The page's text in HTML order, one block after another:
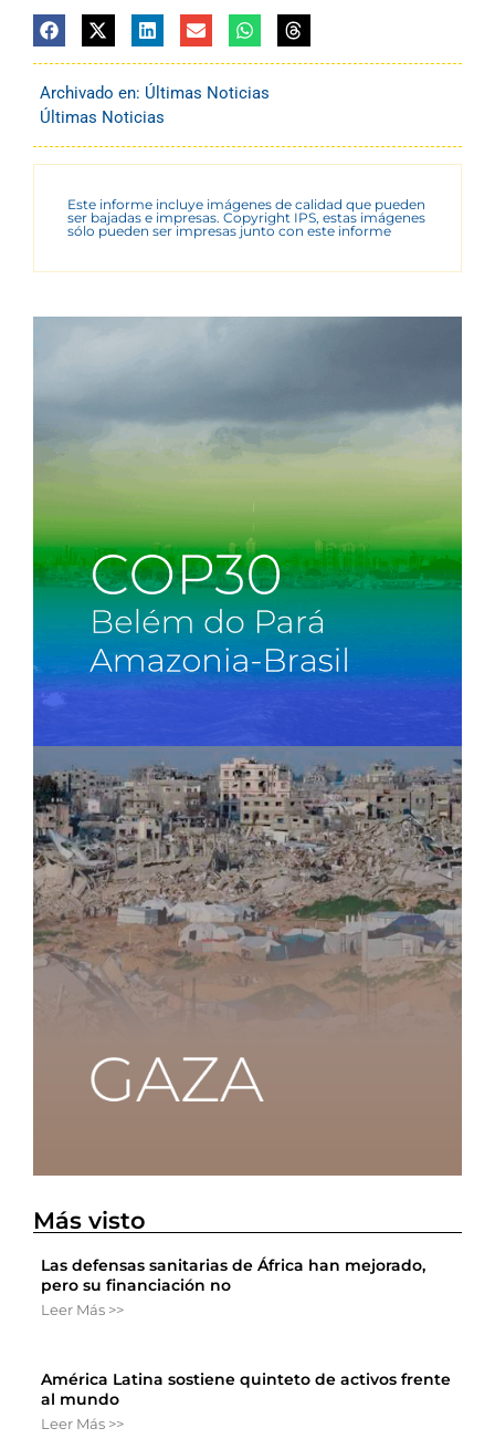
Archivado en: Últimas Noticias
Últimas Noticias
Este informe incluye imágenes de calidad que pueden
ser bajadas e impresas. Copyright IPS, estas imágenes
sólo pueden ser impresas junto con este informe
Más visto
Las defensas sanitarias de África han mejorado,
pero su financiación no
Leer Más >>
América Latina sostiene quinteto de activos frente
al mundo
Leer Más >>